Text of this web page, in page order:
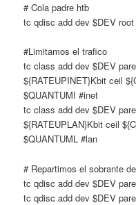
# Cola padre htb
tc qdisc add dev $DEV
#Limitamos el trafico
tc class add dev $DEV
${RATEUPINET}Kbit ceil
$QUANTUMI #inet
tc class add dev $DEV
${RATEUPLAN}Kbit ceil
$QUANTUML #lan
# Repartimos el sobrante
tc qdisc add dev $DEV
tc qdisc add dev $DEV